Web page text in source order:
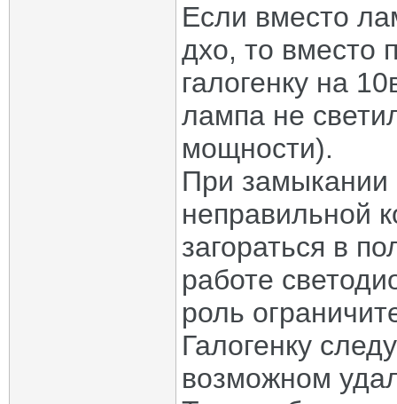
Если вместо
дхо, то вместо
галогенку на
лампа не
мощности).
При замыкании
неправильной
загораться в
работе
роль
Галогенку
возможном